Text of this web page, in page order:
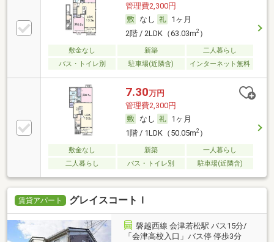
管理費2,300円
なし
1ヶ月
2階 / 2LDK（63.03m2）
敷金なし 新築
二人暮らし
バス・トイレ別
駐車場(近隣含) インターネット無料
7.30万円
管理費2,300円
なし
1ヶ月
1階 / 1LDK（50.05m2）
敷金なし 新築
一人暮らし
二人暮らし
バス・トイレ別 駐車場(近隣含)
賃貸アパート グレイスコートＩ
磐越西線 会津若松駅 バス15分/
「会津高校入口」バス停 停歩3分